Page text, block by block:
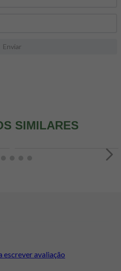
Enviar
SIMILARES
escrever avaliação